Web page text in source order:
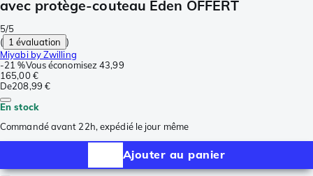
avec protège-couteau Eden OFFERT
5/5
( 1 évaluation )
Miyabi by Zwilling
-21 %Vous économisez 43,99
165,00 €
De208,99 €
En stock
Commandé avant 22h, expédié le jour même
Ajouter au panier